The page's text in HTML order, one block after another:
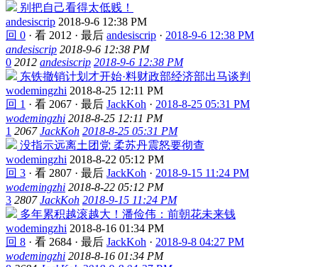
别把自己看得太低贱！
andesiscrip 2018-9-6 12:38 PM
回 0 · 看 2012 · 最后 andesiscrip · 2018-9-6 12:38 PM
andesiscrip 2018-9-6 12:38 PM
0 2012 andesiscrip 2018-9-6 12:38 PM
东铁撤销计划才开始·料财政部经济部出马谈判
wodemingzhi 2018-8-25 12:11 PM
回 1 · 看 2067 · 最后 JackKoh · 2018-8-25 05:31 PM
wodemingzhi 2018-8-25 12:11 PM
1 2067 JackKoh 2018-8-25 05:31 PM
没指示远离土团党 柔苏丹震怒要彻查
wodemingzhi 2018-8-22 05:12 PM
回 3 · 看 2807 · 最后 JackKoh · 2018-9-15 11:24 PM
wodemingzhi 2018-8-22 05:12 PM
3 2807 JackKoh 2018-9-15 11:24 PM
多年累积越滚越大！潘俭伟：前朝花未来钱
wodemingzhi 2018-8-16 01:34 PM
回 8 · 看 2684 · 最后 JackKoh · 2018-9-8 04:27 PM
wodemingzhi 2018-8-16 01:34 PM